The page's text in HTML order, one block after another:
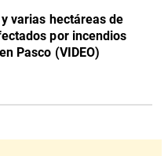
varias hectáreas de
por incendios
Pasco (VIDEO)